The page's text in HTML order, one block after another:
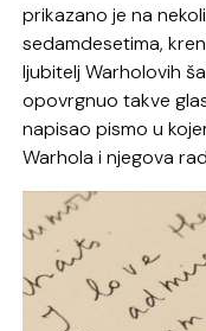
prikazano je na
sedamdesetima,
ljubitelj Warholovih
opovrgnuo takve
napisao pismo u
Warhola i njegova